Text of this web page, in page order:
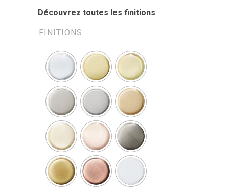
Découvrez toutes les finitions
FINITIONS